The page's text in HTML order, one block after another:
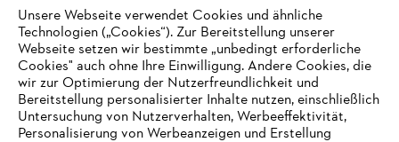
Über STIHL
Unsere Webseite verwendet Cookies und ähnliche
Technologien („Cookies“). Zur Bereitstellung unserer
Webseite setzen wir bestimmte „unbedingt erforderliche
Cookies" auch ohne Ihre Einwilligung. Andere Cookies, die
wir zur Optimierung der Nutzerfreundlichkeit und
Bereitstellung personalisierter Inhalte nutzen, einschließlich
Untersuchung von Nutzerverhalten, Werbeeffektivität,
Personalisierung von Werbeanzeigen und Erstellung